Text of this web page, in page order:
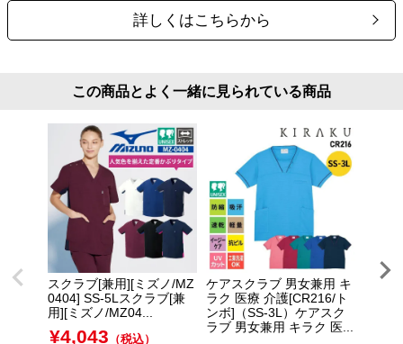
詳しくはこちらから
この商品とよく一緒に見られている商品
スクラブ[兼用][ミズノ/MZ
0404] SS-5Lスクラブ[兼
用][ミズノ/MZ04...
¥4,043 （税込）
ケアスクラブ 男女兼用 キ
ラク 医療 介護[CR216/ト
ンボ]（SS-3L）ケアスク
ラブ 男女兼用 キラク 医...
ファ